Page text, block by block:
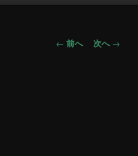
投
← 前へ 次へ→